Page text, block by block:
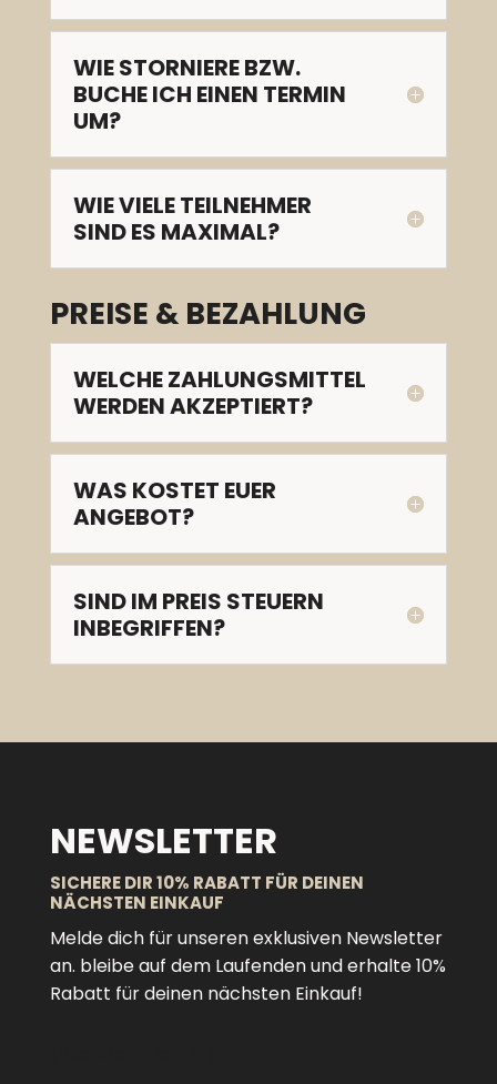
WIE STORNIERE BZW.
BUCHE ICH EINEN TERMIN
UM?
WIE VIELE TEILNEHMER
SIND ES MAXIMAL?
PREISE & BEZAHLUNG
WELCHE ZAHLUNGSMITTEL
WERDEN AKZEPTIERT?
WAS KOSTET EUER
ANGEBOT?
SIND IM PREIS STEUERN
INBEGRIFFEN?
NEWSLETTER
SICHERE DIR 10% RABATT FÜR DEINEN
NÄCHSTEN EINKAUF
Melde dich für unseren exklusiven Newsletter
an. bleibe auf dem Laufenden und erhalte 10%
Rabatt für deinen nächsten Einkauf!